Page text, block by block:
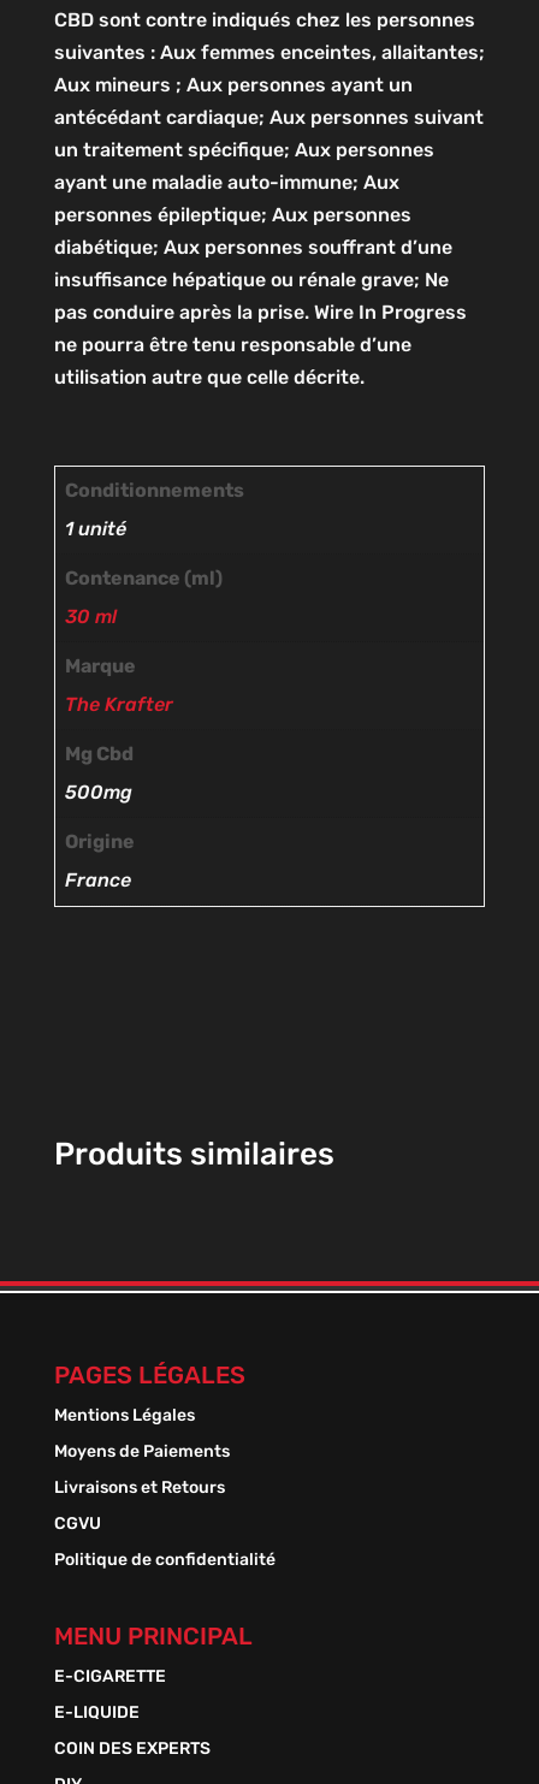
CBD sont contre indiqués chez les personnes
suivantes : Aux femmes enceintes, allaitantes;
Aux mineurs ; Aux personnes ayant un
antécédant cardiaque; Aux personnes suivant
un traitement spécifique; Aux personnes
ayant une maladie auto-immune; Aux
personnes épileptique; Aux personnes
diabétique; Aux personnes souffrant d’une
insuffisance hépatique ou rénale grave; Ne
pas conduire après la prise. Wire In Progress
ne pourra être tenu responsable d’une
utilisation autre que celle décrite.
Conditionnements
1 unité
Contenance (ml)
30 ml
Marque
The Krafter
Mg Cbd
500mg
Origine
France
Produits similaires
PAGES LÉGALES
Mentions Légales
Moyens de Paiements
Livraisons et Retours
CGVU
Politique de confidentialité
MENU PRINCIPAL
E-CIGARETTE
E-LIQUIDE
COIN DES EXPERTS